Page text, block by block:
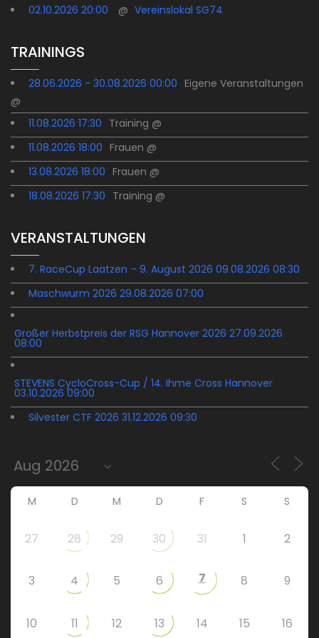
02.10.2026 20:00
@ Vereinslokal SG74
TRAININGS
28.06.2026 - 30.08.2026 00:00 Eigene Veranstaltungen
@
11.08.2026 17:30 Training @
11.08.2026 18:00 Frauen @
13.08.2026 18:00 Frauen @
18.08.2026 17:30 Training @
VERANSTALTUNGEN
7. RaceCup Laatzen – 9. August 2026 09.08.2026 08:30
Maschwurm 2026 29.08.2026 07:00
Großer Herbstpreis der RSG Hannover 2026 27.09.2026
08:00
STEVENS CycloCross-Cup / 14. Ihme Cross Hannover
03.10.2026 09:00
Silvester CTF 2026 31.12.2026 09:30
M D M D F S S
27 28 29 30 31 1 2
3 4 5 6 7 8 9
10 11 12 13 14 15 16